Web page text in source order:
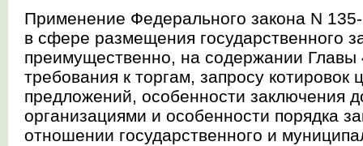
Применение Федерального закона N
в сфере размещения государственного
преимущественно, на содержании
требования к торгам, запросу котировок
предложений, особенности заключения
организациями и особенности порядка
отношении государственного и